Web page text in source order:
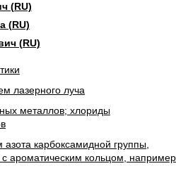
(RU)
(RU)
(RU)
лазерного луча
металлов; хлориды
карбоксамидной группы,
ароматическим кольцом, например